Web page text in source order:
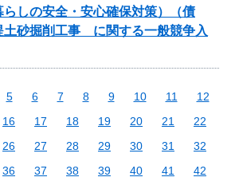
しの安全・安心確保対策）（債
土砂掘削工事 に関する一般競争入
5 6 7 8 9 10 11
12
16 17 18 19 20 21
22
26 27 28 29 30 31
32
36 37 38 39 40 41
42